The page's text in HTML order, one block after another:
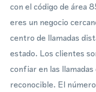
con el código de área
eres un negocio
centro de llamadas
estado. Los clientes
confiar en las
reconocible. El